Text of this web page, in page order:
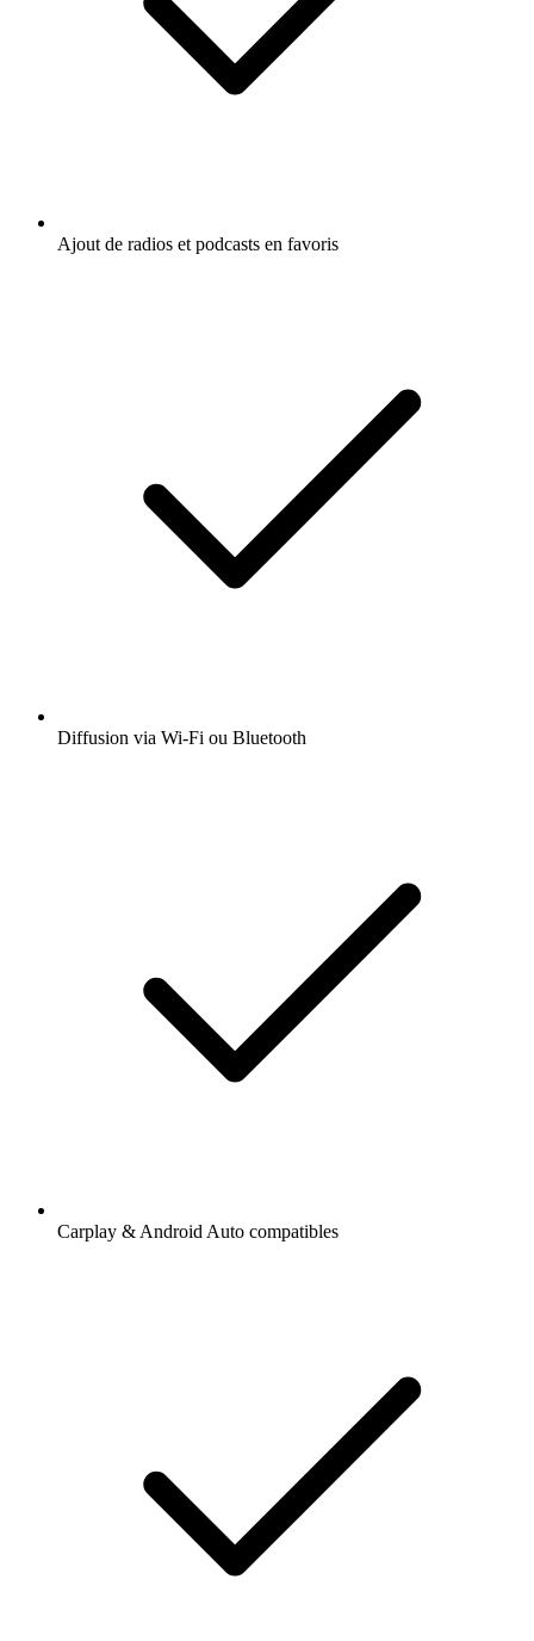
Ajout de radios et podcasts en favoris
Diffusion via Wi-Fi ou Bluetooth
Carplay & Android Auto compatibles